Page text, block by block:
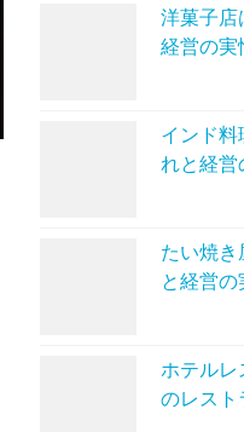
洋菓子店
経営の実
インド料
れと経営
たい焼き
と経営の
ホテルレ
のレスト